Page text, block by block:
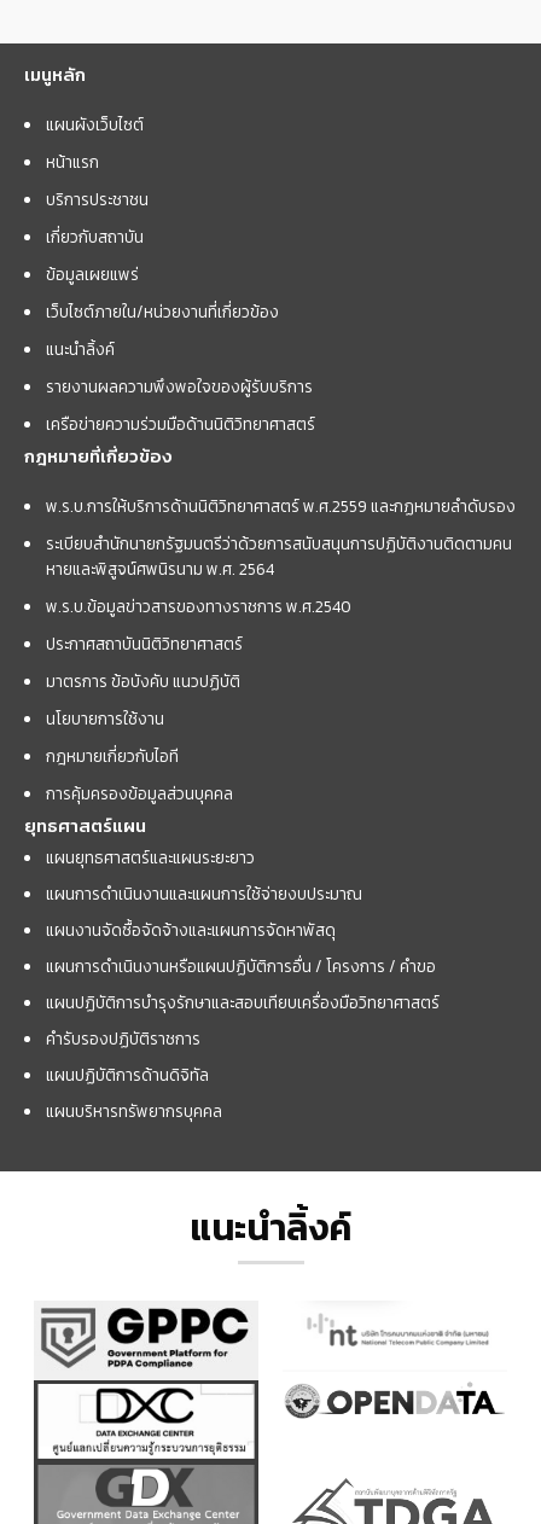
เมนูหลัก
แผนผังเว็บไซต์
หน้าแรก
บริการประชาชน
เกี่ยวกับสถาบัน
ข้อมูลเผยแพร่
เว็บไซต์ภายใน/หน่วยงานที่เกี่ยวข้อง
แนะนำลิ้งค์
รายงานผลความพึงพอใจของผู้รับบริการ
เครือข่ายความร่วมมือด้านนิติวิทยาศาสตร์
กฎหมายที่เกี่ยวข้อง
พ.ร.บ.การให้บริการด้านนิติวิทยาศาสตร์ พ.ศ.2559 และกฏหมายลำดับรอง
ระเบียบสำนักนายกรัฐมนตรีว่าด้วยการสนับสนุนการปฏิบัติงานติดตามคน
หายและพิสูจน์ศพนิรนาม พ.ศ. 2564
พ.ร.บ.ข้อมูลข่าวสารของทางราชการ พ.ศ.2540
ประกาศสถาบันนิติวิทยาศาสตร์
มาตรการ ข้อบังคับ แนวปฏิบัติ
นโยบายการใช้งาน
กฎหมายเกี่ยวกับไอที
การคุ้มครองข้อมูลส่วนบุคคล
ยุทธศาสตร์แผน
แผนยุทธศาสตร์และแผนระยะยาว
แผนการดำเนินงานและแผนการใช้จ่ายงบประมาณ
แผนงานจัดซื้อจัดจ้างและแผนการจัดหาพัสดุ
แผนการดำเนินงานหรือแผนปฏิบัติการอื่น / โครงการ / คำขอ
แผนปฏิบัติการบำรุงรักษาและสอบเทียบเครื่องมือวิทยาศาสตร์
คำรับรองปฏิบัติราชการ
แผนปฏิบัติการด้านดิจิทัล
แผนบริหารทรัพยากรบุคคล
แนะนำลิ้งค์